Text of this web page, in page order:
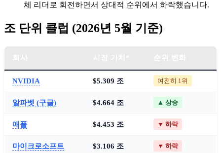
체 리더로 회전하면서 상대적 순위에서 하락했습니다.
조 단위 클럽 (2026년 5월 기준)
NVIDIA $5.309 조 여전히 1위
알파벳 (구글) $4.664 조 ▲ 상승
애플 $4.453 조 ▼ 하락
마이크로소프트 $3.106 조 ▼ 하락